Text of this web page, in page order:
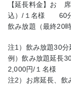
【延長料金】お
込）/１名様 60分
飲み放題（最終20
注1）飲み放題30分
例）飲み放題延
2,000円/１名様
注2）お席延長、飲